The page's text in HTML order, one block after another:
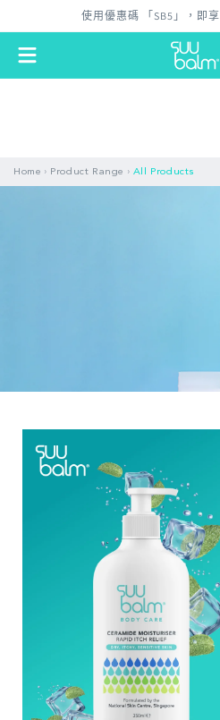
容
使用優惠碼 「SB5」，即
Home › Product Range › All Products